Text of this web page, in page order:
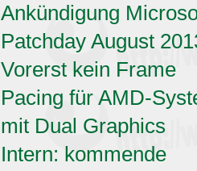
Ankündigung
Patchday August
Vorerst kein Frame
Pacing für AMD-
mit Dual Graphics
Intern: kommende